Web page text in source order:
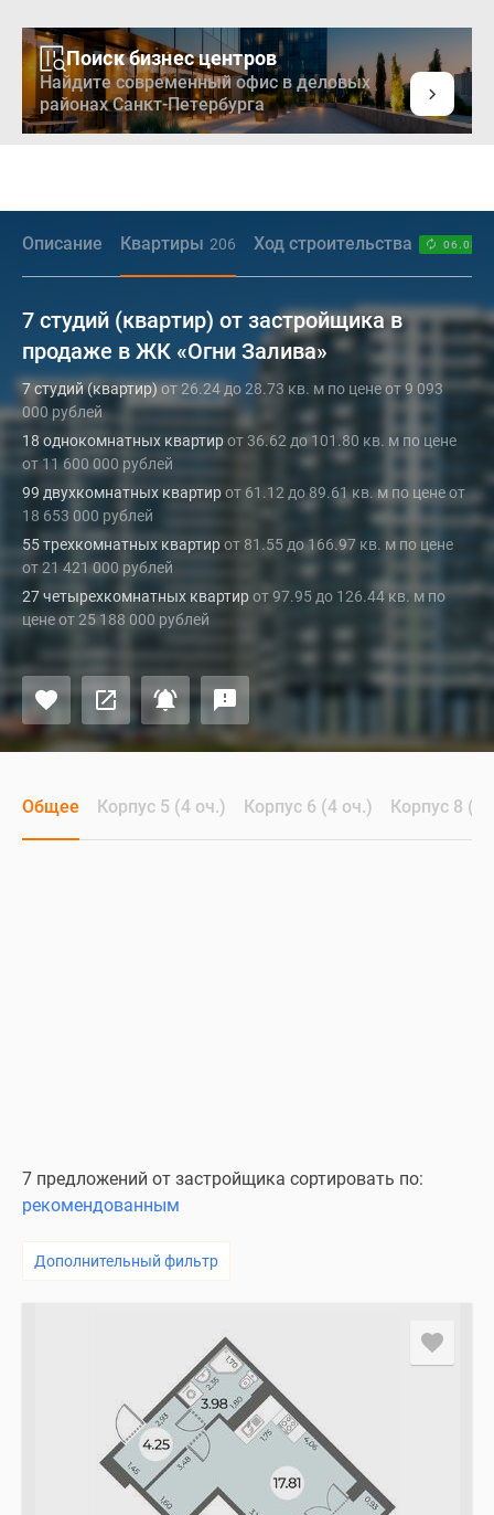
Поиск бизнес центров
Найдите современный офис в деловых
районах Санкт-Петербурга
Описание Квартиры 206 Ход строительства
7 студий (квартир) от застройщика в
продаже в ЖК «Огни Залива»
7 студий (квартир)от 26.24 до 28.73 кв. м по цене от 9 093
000 рублей
18 однокомнатных квартирот 36.62 до 101.80 кв. м по цене
от 11 600 000 рублей
99 двухкомнатных квартирот 61.12 до 89.61 кв. м по цене от
18 653 000 рублей
55 трехкомнатных квартирот 81.55 до 166.97 кв. м по цене
от 21 421 000 рублей
27 четырехкомнатных квартир от 97.95 до 126.44 кв. м по
цене от 25 188 000 рублей
Общее Корпус 5 (4 оч.) Корпус 6 (4 оч.) Корпус 8 (3
7 предложений от застройщика сортировать по:
рекомендованным
Дополнительный фильтр